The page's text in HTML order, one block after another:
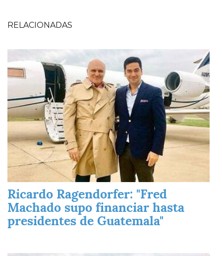
RELACIONADAS
Ricardo Ragendorfer: "Fred
Machado supo financiar hasta
presidentes de Guatemala"